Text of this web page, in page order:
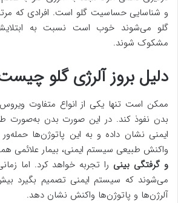
و شناسایی حساسیت گلو است. افرادی که
گلو می‌شوند خوب است نسبت به
مشکوک شوند.
دلیل بروز آلرژی گلو
ممکن است تنها یکی از انواع متفاوت
بدن نفوذ کند. در این صورت بدن به‌صورت
ایمنی نشان داده و به این پاتوژن‌ها
واکنش طبیعی سیستم ایمنی، بیمار علائمی
و گرفتگی بینی را تجربه خواهد کرد. اما
می‌شوند که سیستم ایمنی تصمیم بگیرد
آلرژن‌ها و پاتوژن‌ها واکنش نشان دهد.